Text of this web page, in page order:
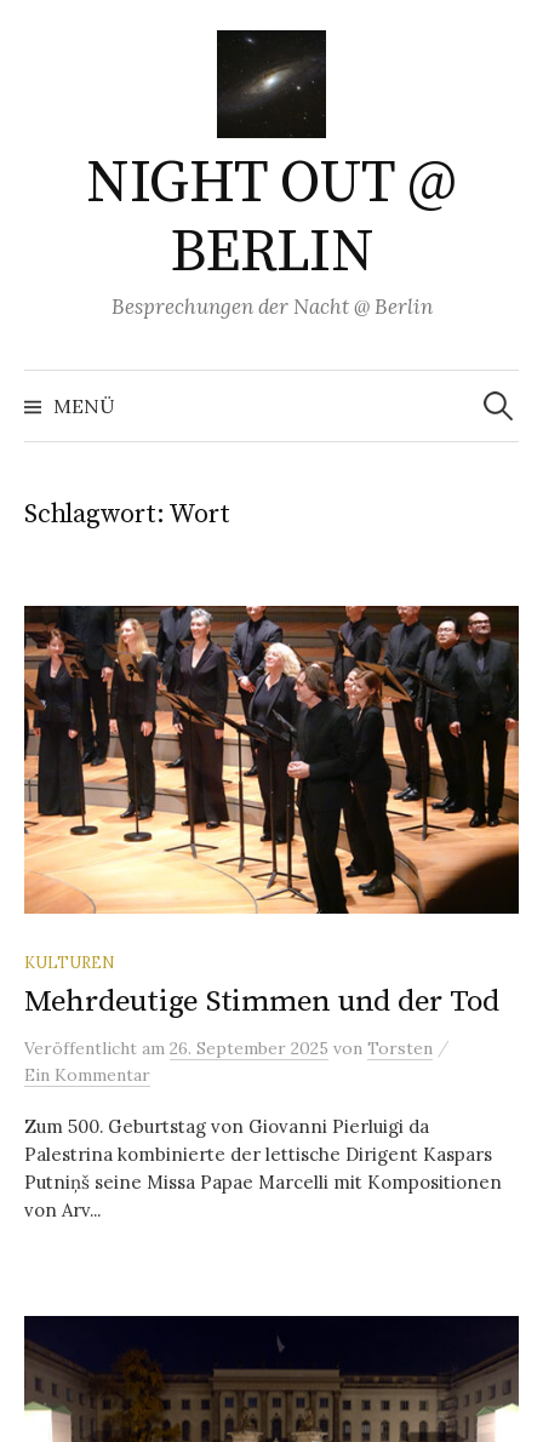
NIGHT OUT @
BERLIN
Besprechungen der Nacht @ Berlin
MENÜ
Suchen
nach:
Schlagwort: Wort
KULTUREN
Mehrdeutige Stimmen und der Tod
Veröffentlicht am 26. September 2025 von Torsten /
Ein Kommentar
Zum 500. Geburtstag von Giovanni Pierluigi da
Palestrina kombinierte der lettische Dirigent Kaspars
Putniņš seine Missa Papae Marcelli mit Kompositionen
von Arv...